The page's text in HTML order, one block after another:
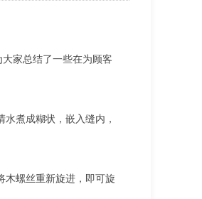
家总结了一些在为顾客
煮成糊状，嵌入缝内，
木螺丝重新旋进，即可旋